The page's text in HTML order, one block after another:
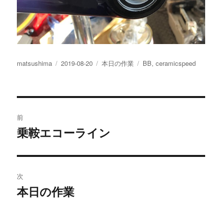
投
matsushima
投
2019-08-20
カ
本日の作業
タ
BB,ceramicspeed
稿
ビ
ゲ
前
過
の
投
稿:
乗鞍エコーライン
次
次
本日の作業